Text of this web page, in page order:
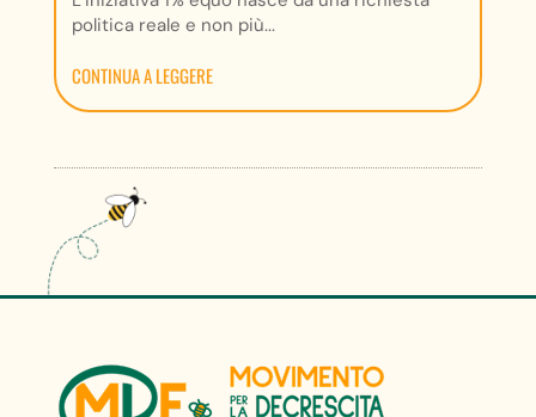
politica reale e non più...
CONTINUA A LEGGERE